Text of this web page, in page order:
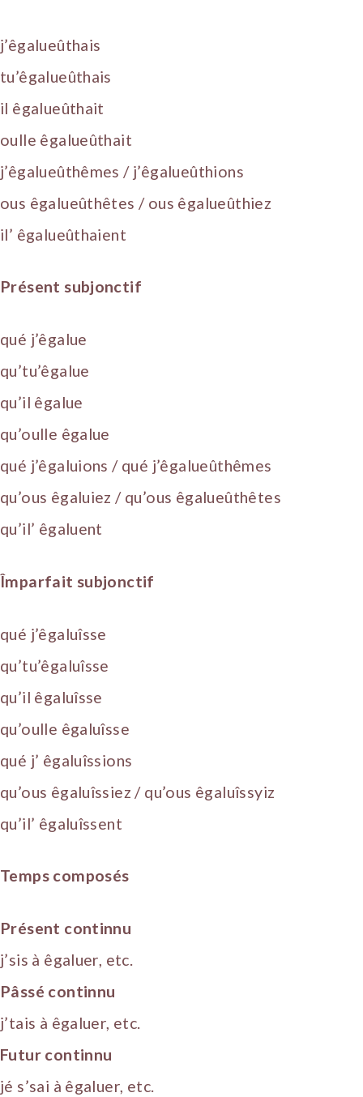
j’êgalueûthais
tu’êgalueûthais
il êgalueûthait
oulle êgalueûthait
j’êgalueûthêmes / j’êgalueûthions
ous êgalueûthêtes / ous êgalueûthiez
il’ êgalueûthaient
Présent subjonctif
qué j’êgalue
qu’tu’êgalue
qu’il êgalue
qu’oulle êgalue
qué j’êgaluions / qué j’êgalueûthêmes
qu’ous êgaluiez / qu’ous êgalueûthêtes
qu’il’ êgaluent
Împarfait subjonctif
qué j’êgaluîsse
qu’tu’êgaluîsse
qu’il êgaluîsse
qu’oulle êgaluîsse
qué j’ êgaluîssions
qu’ous êgaluîssiez / qu’ous êgaluîssyiz
qu’il’ êgaluîssent
Temps composés
Présent continnu
j’sis à êgaluer, etc.
Pâssé continnu
j’tais à êgaluer, etc.
Futur continnu
jé s’sai à êgaluer, etc.